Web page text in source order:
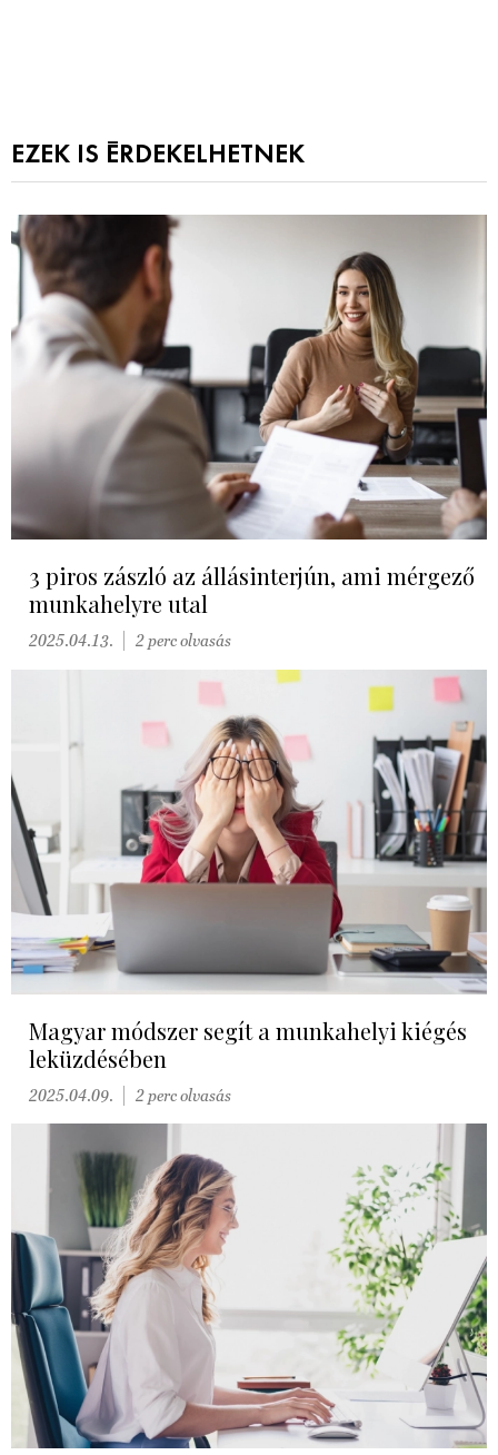
EZEK IS ÉRDEKELHETNEK
3 piros zászló az állásinterjún, ami mérgező
munkahelyre utal
2025.04.13. 2 perc olvasás
Magyar módszer segít a munkahelyi kiégés
leküzdésében
2025.04.09. 2 perc olvasás